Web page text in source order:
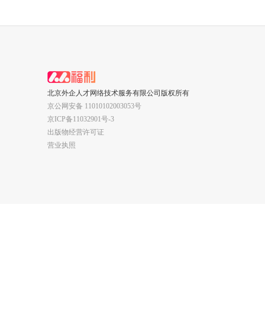
北京外企人才网络技术服务有限公司版权所有
京公网安备 11010102003053号
京ICP备11032901号-3
出版物经营许可证
营业执照